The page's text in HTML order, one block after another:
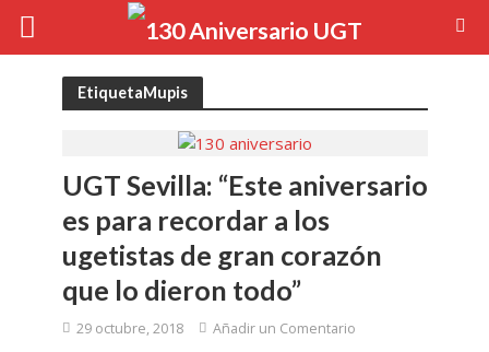
EtiquetaMupis
UGT Sevilla: “Este aniversario
es para recordar a los
ugetistas de gran corazón
que lo dieron todo”
29 octubre, 2018 Añadir un Comentario